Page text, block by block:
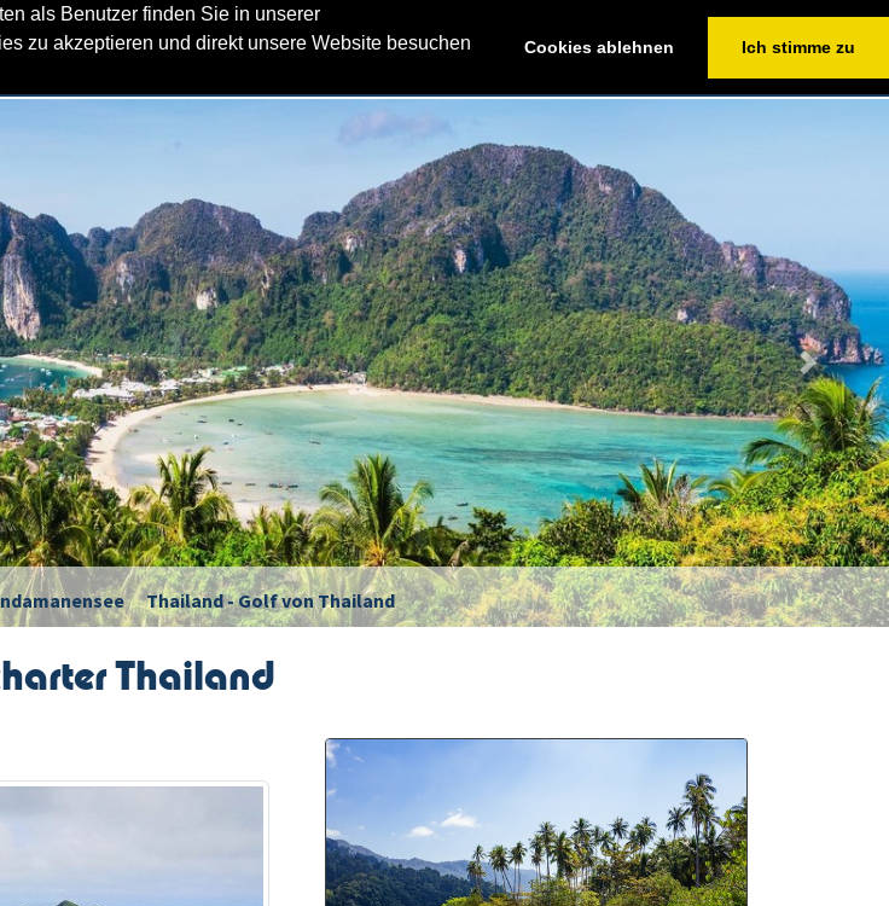
als Benutzer finden Sie in unserer
zu akzeptieren und direkt unsere Website besuchen
Cookies ablehnen Ich stimme zu
+49(0)2364/604676
FLOTTILLENSEGELN SERVICE YACHTEN FINDEN CHARTERANFRAGE
Thailand - Golf von Thailand
Next
Thailand